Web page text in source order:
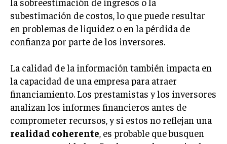
TALENTOS
RECURSOS HUMANOS Y GESTIÓN DEL
RECLUTAMIENTO Y SELECCIÓN
DESARROLLO DE PERSONAL
GESTIÓN DEL DESEMPEÑO
CULTURA Y CLIMA ORGANIZACIONAL
subestimación de costos, lo que puede resultar
en problemas de liquidez o en la pérdida de
confianza por parte de los inversores.
La calidad de la información también impacta en
la capacidad de una empresa para atraer
financiamiento. Los prestamistas y los inversores
analizan los informes financieros antes de
comprometer recursos, y si estos no reflejan una
realidad coherente, es probable que busquen